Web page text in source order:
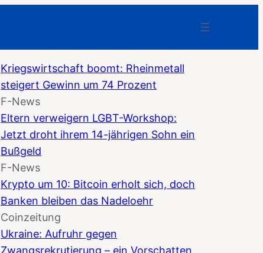
Kriegswirtschaft boomt: Rheinmetall
steigert Gewinn um 74 Prozent
F-News
Eltern verweigern LGBT-Workshop:
Jetzt droht ihrem 14-jährigen Sohn ein
Bußgeld
F-News
Krypto um 10: Bitcoin erholt sich, doch
Banken bleiben das Nadeloehr
Coinzeitung
Ukraine: Aufruhr gegen
Zwangsrekrutierung – ein Vorschatten